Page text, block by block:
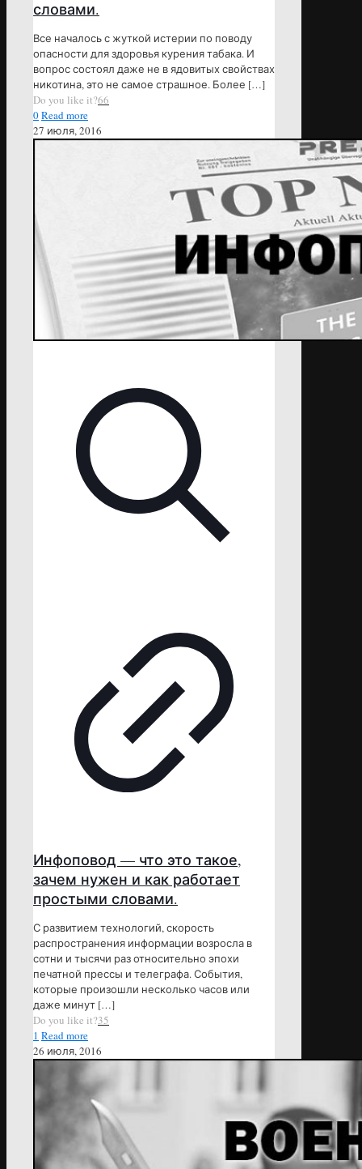
словами.
Все началось с жуткой истерии по поводу
опасности для здоровья курения табака. И
вопрос состоял даже не в ядовитых свойствах
никотина, это не самое страшное. Более […]
Do you like it?66
0Read more
27 июля, 2016
Инфоповод — что это такое,
зачем нужен и как работает
простыми словами.
С развитием технологий, скорость
распространения информации возросла в
сотни и тысячи раз относительно эпохи
печатной прессы и телеграфа. События,
которые произошли несколько часов или
даже минут […]
Do you like it?35
1 Read more
26 июля, 2016